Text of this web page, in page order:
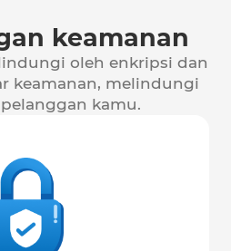
keamanan
oleh enkripsi dan
keamanan, melindungi
kamu.